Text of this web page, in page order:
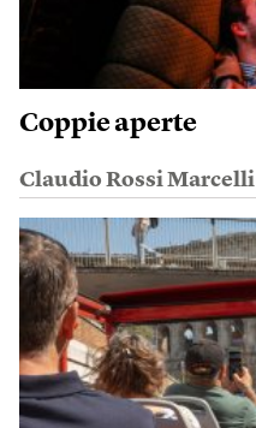
Coppie aperte
Claudio Rossi Marcelli